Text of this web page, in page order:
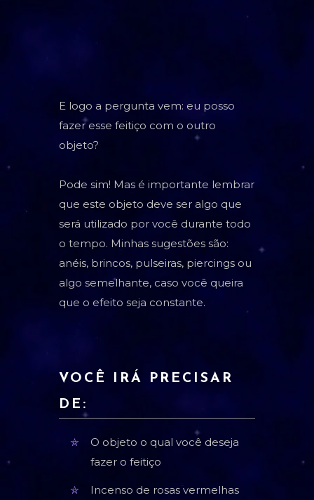
E logo a pergunta vem: eu posso
fazer esse feitiço com o outro
objeto?
Pode sim! Mas é importante lembrar
que este objeto deve ser algo que
será utilizado por você durante todo
o tempo. Minhas sugestões são:
anéis, brincos, pulseiras, piercings ou
algo semelhante, caso você queira
que o efeito seja constante.
VOCÊ IRÁ PRECISAR
DE:
O objeto o qual você deseja
fazer o feitiço
Incenso de rosas vermelhas